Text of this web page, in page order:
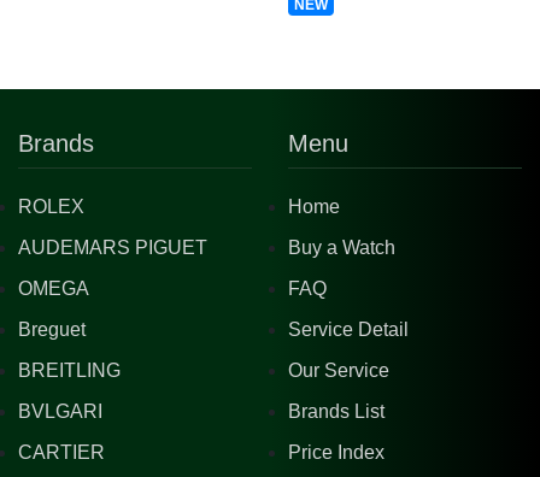
NEW
Brands
ROLEX
AUDEMARS PIGUET
OMEGA
Breguet
BREITLING
BVLGARI
CARTIER
Menu
Home
Buy a Watch
FAQ
Service Detail
Our Service
Brands List
Price Index